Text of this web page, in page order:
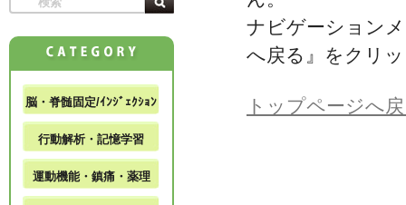
ナビゲーション
へ戻る』をクリ
トップページへ
脳・脊髄固定/ｲﾝｼﾞｪｸｼｮﾝ
行動解析・記憶学習
運動機能・鎮痛・薬理